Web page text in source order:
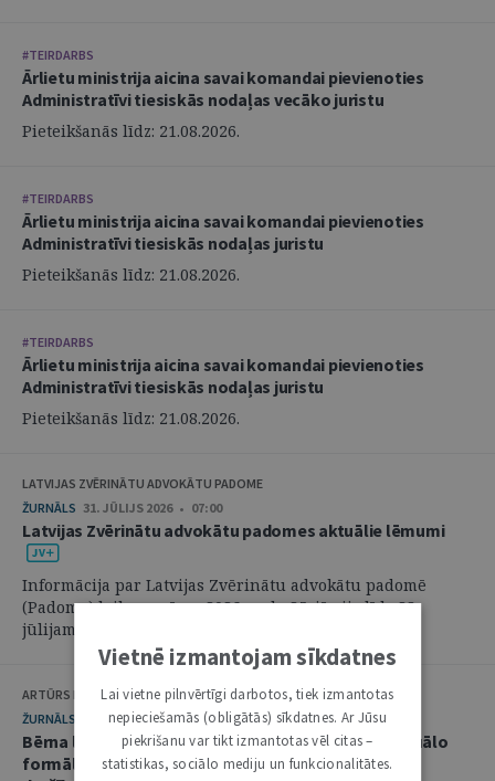
#TEIRDARBS
Ārlietu ministrija aicina savai komandai pievienoties
Administratīvi tiesiskās nodaļas vecāko juristu
Pieteikšanās līdz: 21.08.2026.
#TEIRDARBS
Ārlietu ministrija aicina savai komandai pievienoties
Administratīvi tiesiskās nodaļas juristu
Pieteikšanās līdz: 21.08.2026.
#TEIRDARBS
Ārlietu ministrija aicina savai komandai pievienoties
Administratīvi tiesiskās nodaļas juristu
Pieteikšanās līdz: 21.08.2026.
LATVIJAS ZVĒRINĀTU ADVOKĀTU PADOME
ŽURNĀLS 31. JŪLIJS 2026 • 07:00
Latvijas Zvērinātu advokātu padomes aktuālie lēmumi
Informācija par Latvijas Zvērinātu advokātu padomē
(Padome) laikposmā no 2026. gada 25. jūnija līdz 28.
jūlijam pieņemtajiem lēmumiem. ...
ARTŪRS KURBATOVS, INGA KUDEIKINA, MARTA URBĀNE
ŽURNĀLS
29. JŪLIJS 2026 • 08:00
Bērna labākās intereses civilprocesā: starp procesuālo
formālismu un pienākumu nekavējoties reaģēt uz
Vietnē izmantojam sīkdatnes
Lai vietne pilnvērtīgi darbotos, tiek izmantotas
nepieciešamās (obligātās) sīkdatnes. Ar Jūsu
piekrišanu var tikt izmantotas vēl citas –
statistikas, sociālo mediju un funkcionalitātes.